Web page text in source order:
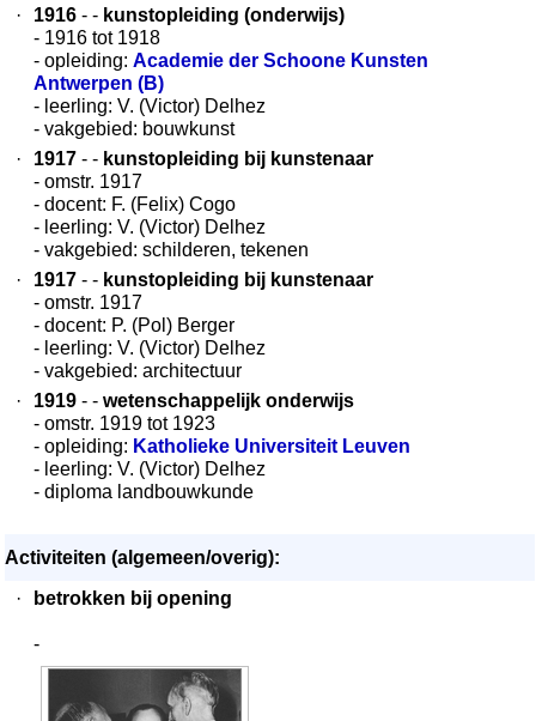
· 1916 - - kunstopleiding (onderwijs)
- 1916 tot 1918
- opleiding: Academie der Schoone Kunsten
Antwerpen (B)
- leerling: V. (Victor) Delhez
- vakgebied: bouwkunst
·
1917 - - kunstopleiding bij kunstenaar
- omstr. 1917
- docent: F. (Felix) Cogo
- leerling: V. (Victor) Delhez
- vakgebied: schilderen, tekenen
·
1917 - - kunstopleiding bij kunstenaar
- omstr. 1917
- docent: P. (Pol) Berger
- leerling: V. (Victor) Delhez
- vakgebied: architectuur
·
1919 - - wetenschappelijk onderwijs
- omstr. 1919 tot 1923
- opleiding: Katholieke Universiteit Leuven
- leerling: V. (Victor) Delhez
- diploma landbouwkunde
Activiteiten (algemeen/overig):
·
betrokken bij opening
-